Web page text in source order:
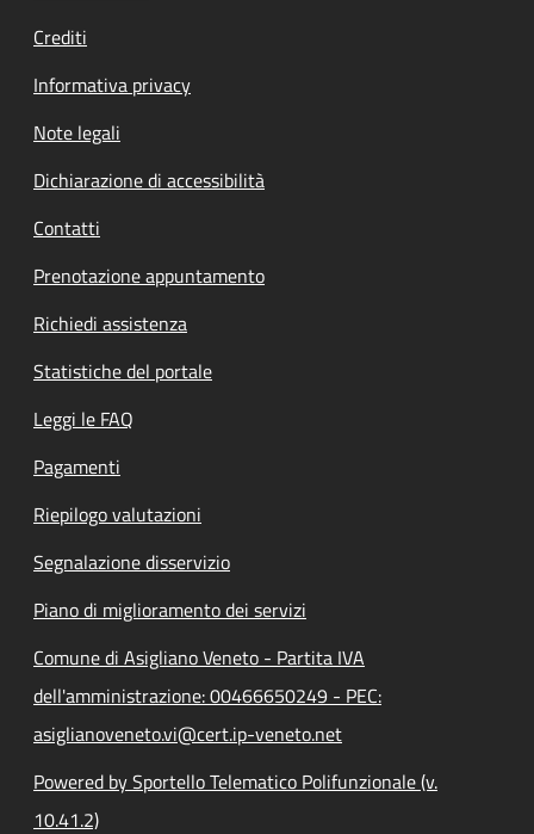
Crediti
Informativa privacy
Note legali
Dichiarazione di accessibilità
Contatti
Prenotazione appuntamento
Richiedi assistenza
Statistiche del portale
Leggi le FAQ
Pagamenti
Riepilogo valutazioni
Segnalazione disservizio
Piano di miglioramento dei servizi
Comune di Asigliano Veneto - Partita IVA
dell'amministrazione: 00466650249 - PEC:
asiglianoveneto.vi@cert.ip-veneto.net
Powered by Sportello Telematico Polifunzionale (v.
10.41.2)